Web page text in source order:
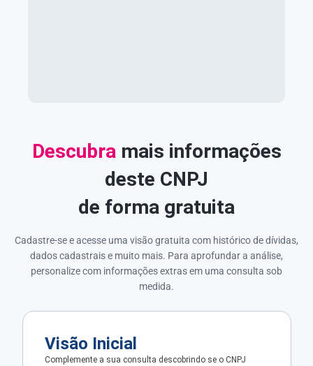
Descubramais informações
deste CNPJ
de forma gratuita
Cadastre-se e acesse uma visão gratuita com histórico de dívidas,
dados cadastrais e muito mais. Para aprofundar a análise,
personalize com informações extras em uma consulta sob
medida.
Visão Inicial
Complemente a sua consulta descobrindo se o CNPJ